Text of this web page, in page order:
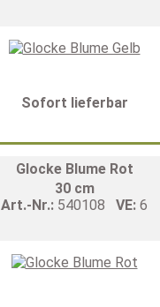
Sofort lieferbar
Glocke Blume Rot
30 cm
Art.-Nr.: 540108 VE: 6